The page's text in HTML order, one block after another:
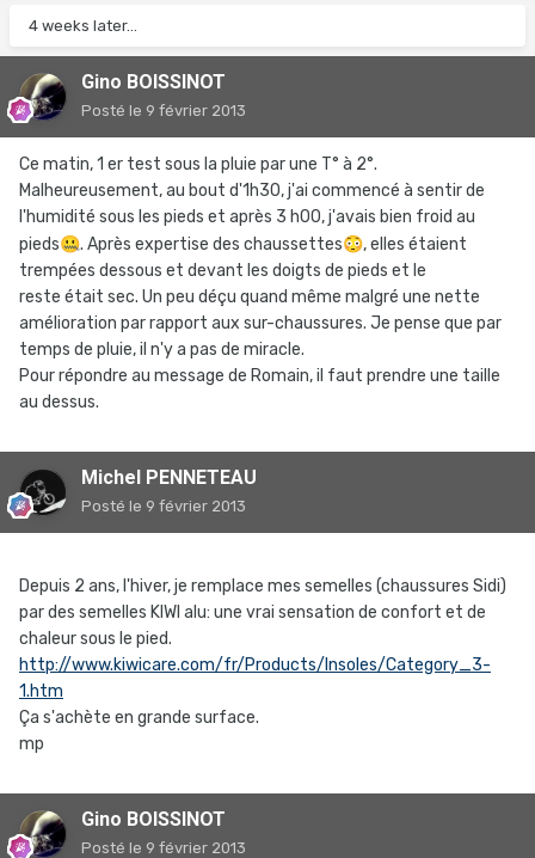
4 weeks later...
Gino BOISSINOT
Posté le 9 février 2013
Ce matin, 1 er test sous la pluie par une T° à 2°.
Malheureusement, au bout d'1h30, j'ai commencé à sentir de
l'humidité sous les pieds et après 3 h00, j'avais bien froid au
pieds🤐. Après expertise des chaussettes😳, elles étaient
trempées dessous et devant les doigts de pieds et le
reste était sec. Un peu déçu quand même malgré une nette
amélioration par rapport aux sur-chaussures. Je pense que par
temps de pluie, il n'y a pas de miracle.
Pour répondre au message de Romain, il faut prendre une taille
au dessus.
Michel PENNETEAU
Posté le 9 février 2013
Depuis 2 ans, l'hiver, je remplace mes semelles (chaussures Sidi)
par des semelles KIWI alu: une vrai sensation de confort et de
chaleur sous le pied.
http://www.kiwicare.com/fr/Products/Insoles/Category_3-
1.htm
Ça s'achète en grande surface.
mp
Gino BOISSINOT
Posté le 9 février 2013